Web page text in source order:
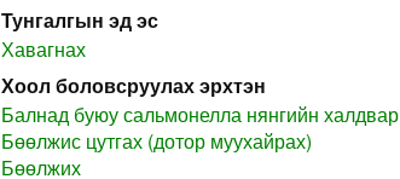
Тунгалгын эд эс
Хавагнах
Хоол боловсруулах эрхтэн
Балнад буюу сальмонелла нянгийн халдвар
Бөөлжис цутгах (дотор муухайрах)
Бөөлжих